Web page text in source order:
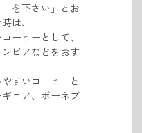
を下さい」とお
は、
ーヒーとして、
ビアなどをおす
すいコーヒーと
ニア、ボーネブ